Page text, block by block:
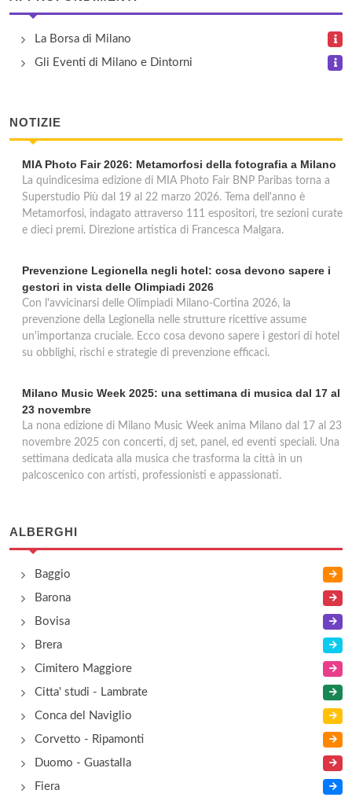
via Napo Torriani 29, Milano
Aurora
Bagliori
La Borsa di Milano
Gli Eventi di Milano e Dintorni
NOTIZIE
MIA Photo Fair 2026: Metamorfosi della fotografia a Milano
La quindicesima edizione di MIA Photo Fair BNP Paribas torna a
Superstudio Più dal 19 al 22 marzo 2026. Tema dell'anno è
Metamorfosi, indagato attraverso 111 espositori, tre sezioni curate
e dieci premi. Direzione artistica di Francesca Malgara.
Prevenzione Legionella negli hotel: cosa devono sapere i
gestori in vista delle Olimpiadi 2026
Con l'avvicinarsi delle Olimpiadi Milano-Cortina 2026, la
prevenzione della Legionella nelle strutture ricettive assume
un'importanza cruciale. Ecco cosa devono sapere i gestori di hotel
su obblighi, rischi e strategie di prevenzione efficaci.
Milano Music Week 2025: una settimana di musica dal 17 al
23 novembre
La nona edizione di Milano Music Week anima Milano dal 17 al 23
novembre 2025 con concerti, dj set, panel, ed eventi speciali. Una
settimana dedicata alla musica che trasforma la città in un
palcoscenico con artisti, professionisti e appassionati.
ALBERGHI
Baggio
Barona
Bovisa
Brera
Cimitero Maggiore
Citta' studi - Lambrate
Conca del Naviglio
Corvetto - Ripamonti
Duomo - Guastalla
Fiera